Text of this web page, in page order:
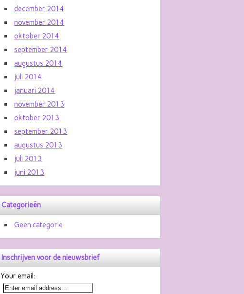
december 2014
november 2014
oktober 2014
september 2014
augustus 2014
juli 2014
januari 2014
november 2013
oktober 2013
september 2013
augustus 2013
juli 2013
juni 2013
Categorieën
Geen categorie
Inschrijven voor de nieuwsbrief
Your email: